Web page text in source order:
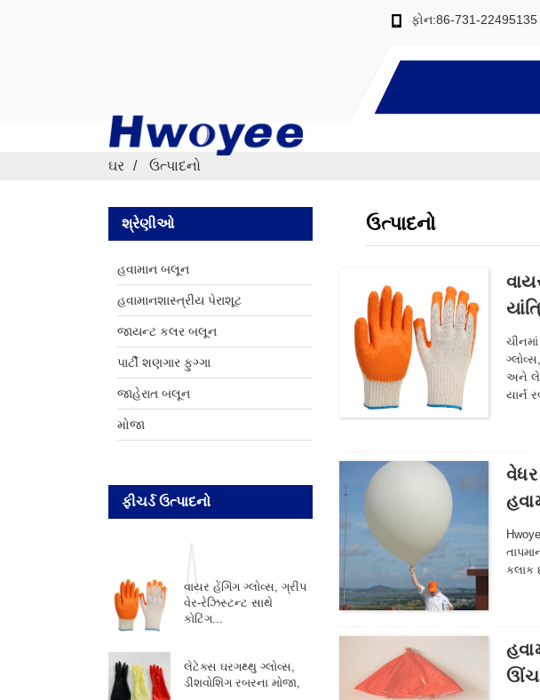
ફોન:86-731-22495135
ઘર ઉત્પાદનો
શ્રેણીઓ
હવામાન બલૂન
હવામાનશાસ્ત્રીય પેરાશૂટ
જાયન્ટ કલર બલૂન
પાર્ટી શણગાર ફુગ્ગા
જાહેરાત બલૂન
મોજા
ફીચર્ડ ઉત્પાદનો
વાયર હેંગિંગ ગ્લોવ્સ, ગ્રીપ
વેર-રેઝિસ્ટન્ટ સાથે
કોટિંગ...
લેટેક્સ ઘરગથ્થુ ગ્લોવ્સ,
ડીશવોશિંગ રબરના મોજા,
ઉત્પાદનો
અને
યાર્ન
કલાક